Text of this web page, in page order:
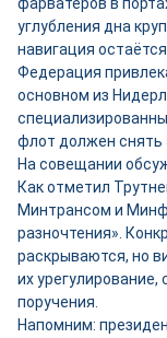
углубления дна
навигация
Федерация
основном из
флот должен снять
На совещании
Как отметил
Минтрансом и
разночтения».
раскрываются, но
их
поручения.
Напомним: